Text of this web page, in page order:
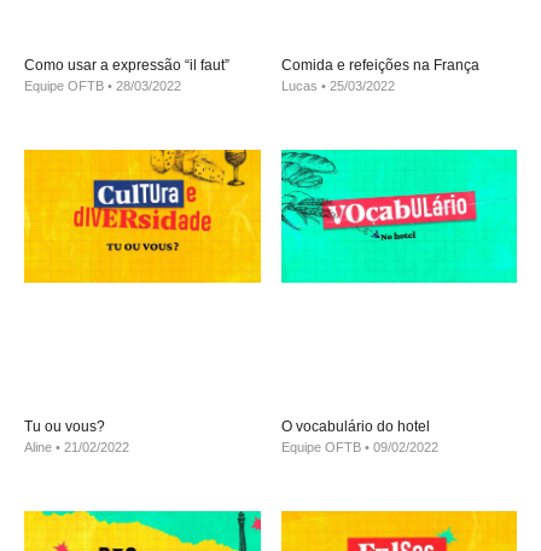
Como usar a expressão “il faut”
Equipe OFTB 28/03/2022
Comida e refeições na França
Lucas 25/03/2022
Tu ou vous?
Aline 21/02/2022
O vocabulário do hotel
Equipe OFTB 09/02/2022